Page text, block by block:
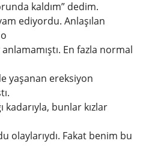
kaldım” dedim.
ediyordu. Anlaşılan
En fazla normal
yaşanan ereksiyon
kadarıyla, bunlar kızlar
olaylarıydı. Fakat benim bu